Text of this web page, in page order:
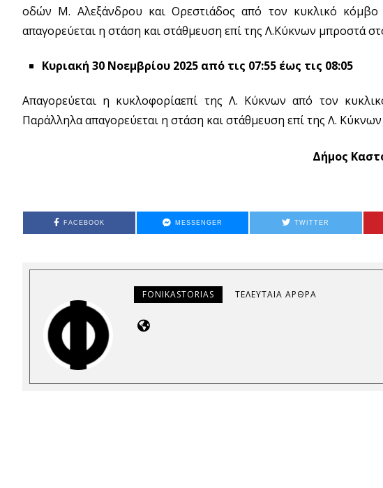
οδών Μ. Αλεξάνδρου και Ορεστιάδος από τον κυκλικό
απαγορεύεται η στάση και στάθμευση επί της Λ.Κύκνων μπροστά
Κυριακή 30 Νοεμβρίου 2025 από τις 07:55 έως τις 08:05
Απαγορεύεται η κυκλοφορίαεπί της Λ. Κύκνων από τον
Παράλληλα απαγορεύεται η στάση και στάθμευση επί της Λ.
Δήμος
FACEBOOK MESSENGER TWITTER
FONIKASTORIAS ΤΕΛΕΥΤΑΊΑ ΆΡΘΡΑ